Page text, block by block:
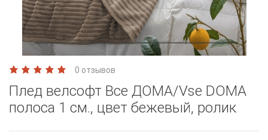
0 отзывов
Плед велсофт Все ДOMA/Vse DOMA
полоса 1 см., цвет бежевый, ролик